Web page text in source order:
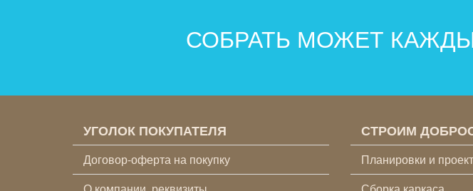
СОБРАТЬ МОЖЕТ
УГОЛОК ПОКУПАТЕЛЯ
Договор-оферта на покупку
СТРОИМ
Планировки и